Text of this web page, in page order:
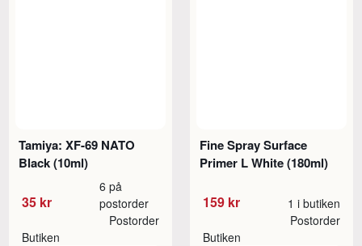
Tamiya: XF-69 NATO
Black (10ml)
35 kr
6 på
postorder
Butiken
Postorder
Fine Spray Surface
Primer L White (180ml)
159 kr 1 i butiken
Butiken
Postorder